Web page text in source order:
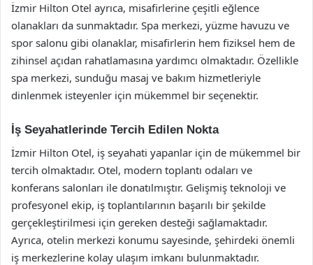
İzmir Hilton Otel ayrıca, misafirlerine çeşitli eğlence
olanakları da sunmaktadır. Spa merkezi, yüzme havuzu ve
spor salonu gibi olanaklar, misafirlerin hem fiziksel hem de
zihinsel açıdan rahatlamasına yardımcı olmaktadır. Özellikle
spa merkezi, sunduğu masaj ve bakım hizmetleriyle
dinlenmek isteyenler için mükemmel bir seçenektir.
İş Seyahatlerinde Tercih Edilen Nokta
İzmir Hilton Otel, iş seyahati yapanlar için de mükemmel bir
tercih olmaktadır. Otel, modern toplantı odaları ve
konferans salonları ile donatılmıştır. Gelişmiş teknoloji ve
profesyonel ekip, iş toplantılarının başarılı bir şekilde
gerçekleştirilmesi için gereken desteği sağlamaktadır.
Ayrıca, otelin merkezi konumu sayesinde, şehirdeki önemli
iş merkezlerine kolay ulaşım imkanı bulunmaktadır.